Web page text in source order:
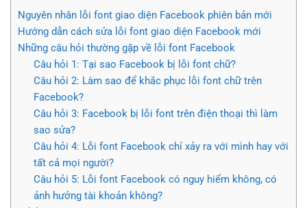
Nguyên nhân lỗi font giao diện Facebook phiên bản mới
Hướng dẫn cách sửa lỗi font giao diện Facebook mới
Những câu hỏi thường gặp về lỗi font Facebook
Câu hỏi 1: Tại sao Facebook bị lỗi font chữ?
Câu hỏi 2: Làm sao để khắc phục lỗi font chữ trên
Facebook?
Câu hỏi 3: Facebook bị lỗi font trên điện thoại thì làm
sao sửa?
Câu hỏi 4: Lỗi font Facebook chỉ xảy ra với mình hay với
tất cả mọi người?
Câu hỏi 5: Lỗi font Facebook có nguy hiểm không, có
ảnh hưởng tài khoản không?